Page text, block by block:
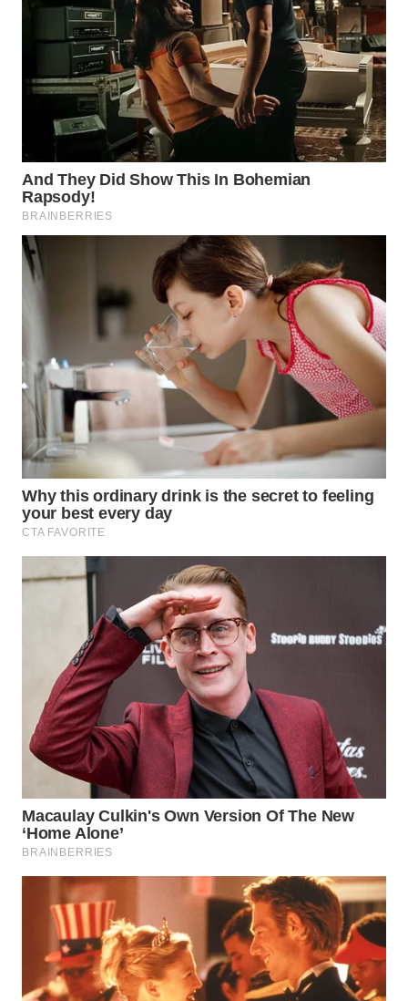
NIAS
WN
LANGKAT
WN
TAPANULI
SELATAN
WN
TANJUNG
LESUNG
WN
SIMALUNGUN
WN
LABUHANBATU
WN
TENGAH
SERDANG
WN
TEBING
TINGGI
WN
WN
KARAWANG
WN
BEKASI
WN
BOGOR